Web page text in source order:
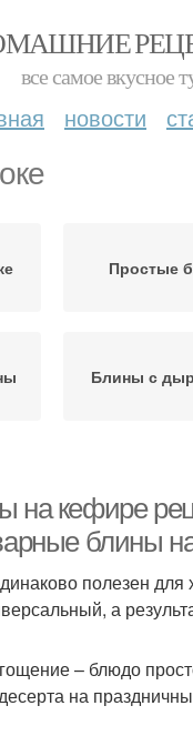
все самое вкусное
новости
Простые
Блины с
Боярские
Блины с
на кефире
блины
полезен
а
– блюдо
на